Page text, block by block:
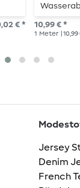
€ *
Blätter
10,99 € *
1 Meter |
Jersey
Denim
French